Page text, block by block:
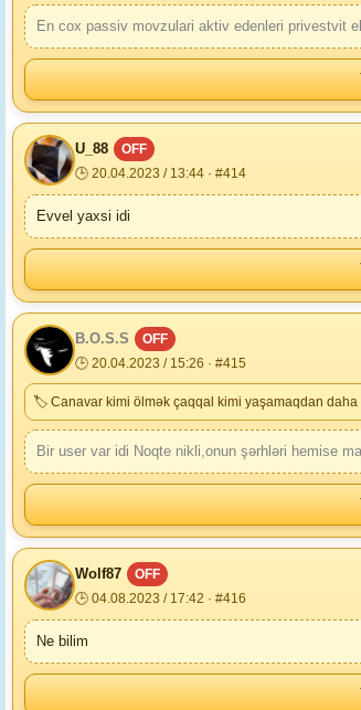
En cox passiv movzulari aktiv edenleri privestvit
U_88
OFF
🕒 20.04.2023 / 13:44 · #414
Evvel yaxsi idi
B.O.S.S
OFF
🕒 20.04.2023 / 15:26 · #415
🏷 Canavar kimi ölmək çaqqal kimi yaşamaqdan daha
Bir user var idi Noqte nikli,onun şərhləri hemise
Wolf87
OFF
🕒 04.08.2023 / 17:42 · #416
Ne bilim